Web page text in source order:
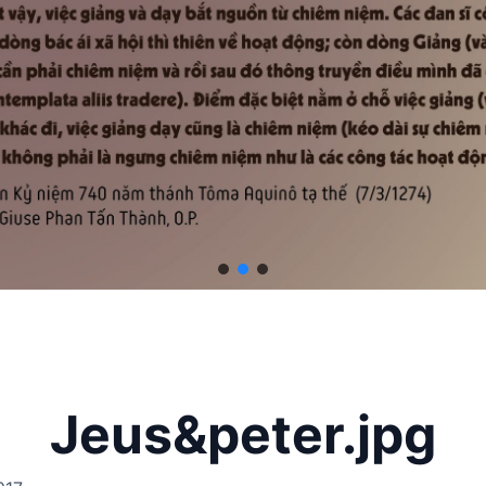
Jeus&peter.jpg